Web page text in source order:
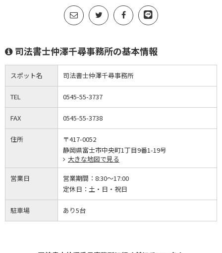
司法書士仲澤千尋事務所の基本情報
スポット名 司法書士仲澤千尋事務所
TEL 0545-55-3737
FAX 0545-55-3738
住所
〒417-0052
静岡県富士市中央町1丁目9番1-19号
大きな地図で見る
営業日 営業期間： 8:30～17:00
定休日： 土・日・祝日
駐車場 あり5台